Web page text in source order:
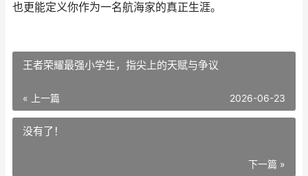
也更能定义你作为一名航海家的真正生涯。
王者荣耀最强小学生，指尖上的天赋与争议
« 上一篇 2026-06-23
没有了！
下一篇 »